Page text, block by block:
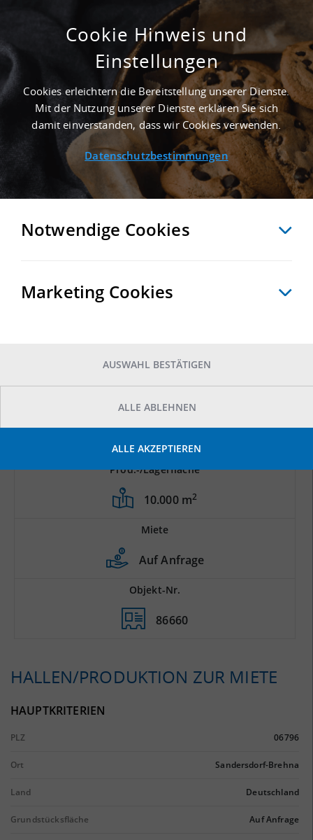
ERSTBEZUG - 10.000 M²
PRODUKTIONSHALLE IN SANDERSDORF-
BREHNA AN DER AUTOBAHN A 9 -
LANDKREIS ANHALT-BITTERFELD
Immobiliensuche / Detailansicht
Prod.-/Lagerfläche
10.000 m2
Miete
Auf Anfrage
Objekt-Nr.
86660
HALLEN/PRODUKTION ZUR MIETE
HAUPTKRITERIEN
PLZ 06796
Ort Sandersdorf-Brehna
Land Deutschland
Grundstücksfläche Auf Anfrage
Cookie Hinweis und
Einstellungen
Cookies erleichtern die Bereitstellung unserer Dienste.
Mit der Nutzung unserer Dienste erklären Sie sich
damit einverstanden, dass wir Cookies verwenden.
Datenschutzbestimmungen
Notwendige Cookies
Marketing Cookies
AUSWAHL BESTÄTIGEN
ALLE ABLEHNEN
ALLE AKZEPTIEREN